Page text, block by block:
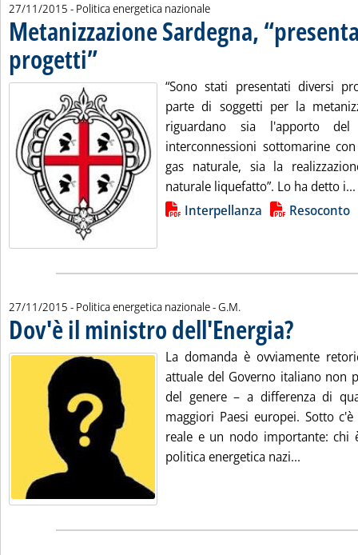
27/11/2015 - Politica energetica nazionale
Metanizzazione Sardegna,
progetti”. Pubblicata venerdì 27 novembre 2015 alle 17.2.
“Sono stati presentati diversi
parte di soggetti per la
riguardano sia l'apporto
interconnessioni sottomarine
gas naturale, sia la
naturale liquefatto”. Lo ha detto i...
Lista allegati PDF alla notizia
Interpellanza Resoconto
27/11/2015 - Politica energetica nazionale -di:
G.M.
Dov'è il ministro dell'Energia?. Pubblicata
La domanda è ovviamente
attuale del Governo italiano non
del genere – a differenza di
maggiori Paesi europei. Sotto
reale e un nodo importante: chi
politica energetica nazi...